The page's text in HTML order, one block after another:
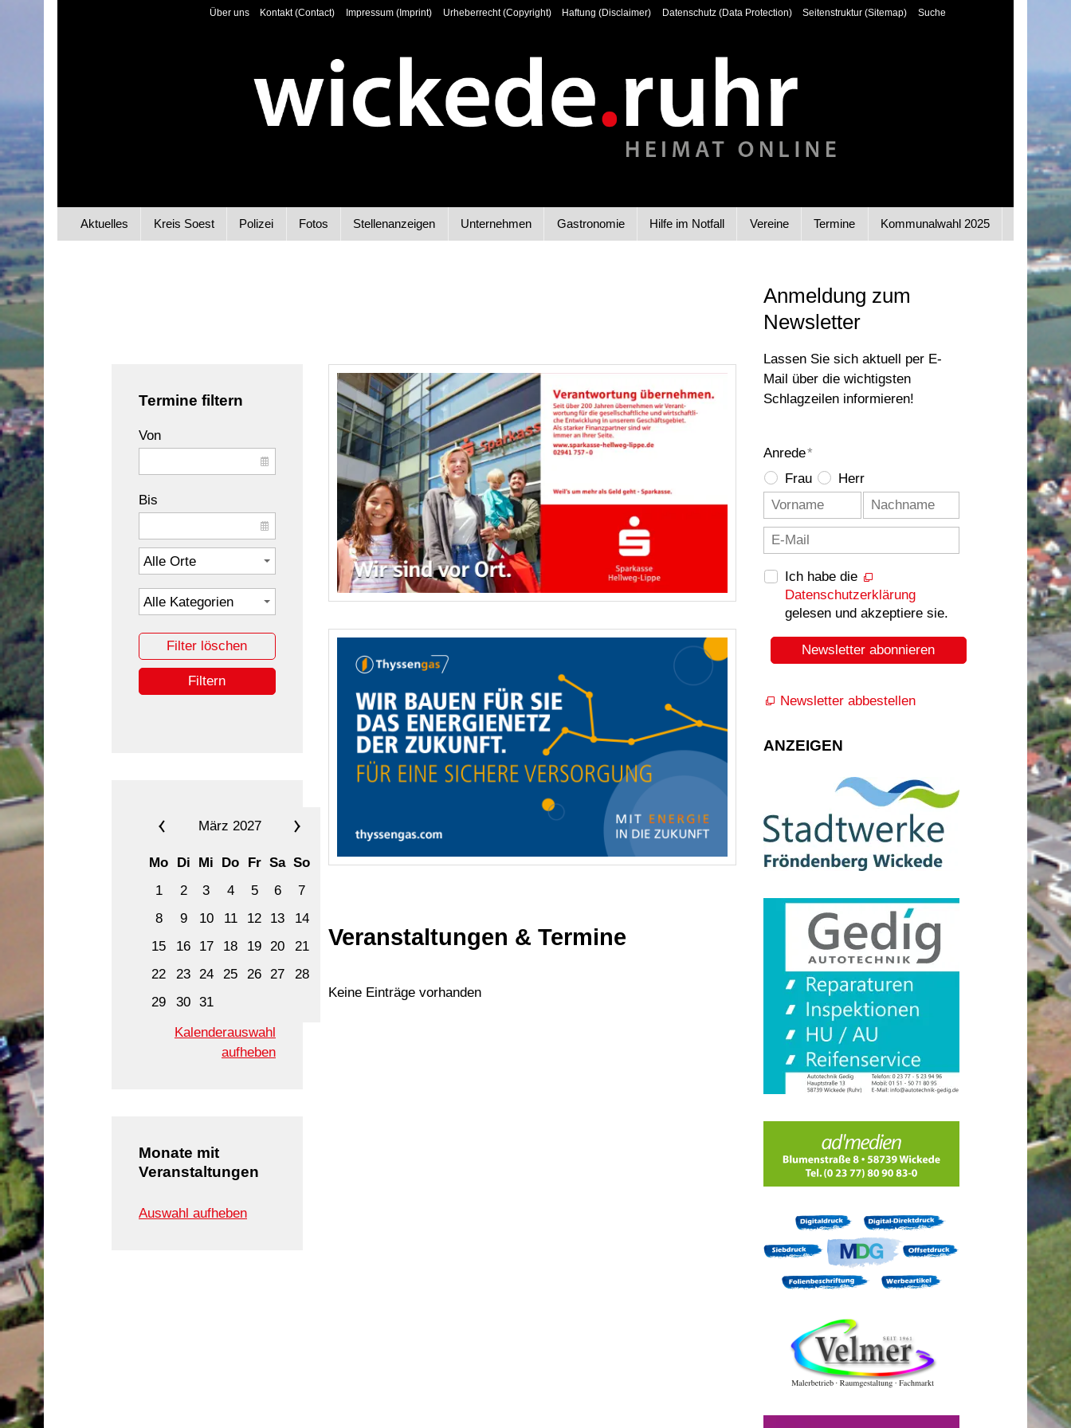
Über uns Kontakt (Contact) Impressum (Imprint) Urheberrecht (Copyright) Haftung (Disclaimer) Datenschutz (Data Protection) Seitenstruktur (Sitemap) Suche
Aktuelles Kreis Soest Polizei Fotos Stellenanzeigen Unternehmen Gastronomie Hilfe im Notfall Vereine Termine Kommunalwahl 2025
Termine filtern
Von
Bis
Filter löschen
Filtern
März 2027
Mo Di Mi Do Fr Sa So
1
2 3 4 5 6
7
8
9 10 11 12 13
14
15
16 17 18 19 20
21
22
23 24 25 26 27
28
29
30 31
Kalenderauswahl
aufheben
Monate mit
Veranstaltungen
Auswahl aufheben
Veranstaltungen & Termine
Keine Einträge vorhanden
Anmeldung zum
Newsletter
Lassen Sie sich aktuell per E-
Mail über die wichtigsten
Schlagzeilen informieren!
Anrede*
Frau
Herr
Ich habe die
Datenschutzerklärung
gelesen und akzeptiere sie.
Newsletter abonnieren
Newsletter abbestellen
ANZEIGEN